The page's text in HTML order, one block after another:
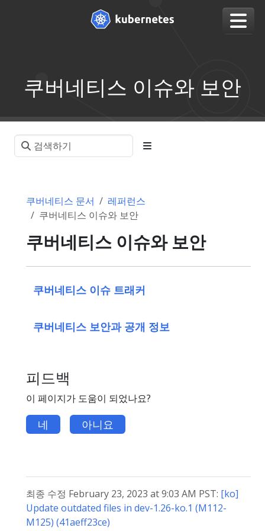
쿠버네티스 이슈와 보안
쿠버네티스 문서
레퍼런스
쿠버네티스 이슈와 보안
쿠버네티스 이슈와 보안
쿠버네티스 이슈 트래커
쿠버네티스 보안과 공개 정보
피드백
이 페이지가 도움이 되었나요?
네 아니요
최종 수정 February 23, 2023 at 9:03 AM PST: [ko]
Update outdated files in dev-1.26-ko.1 (M112-
M125) (41aeff23ce)